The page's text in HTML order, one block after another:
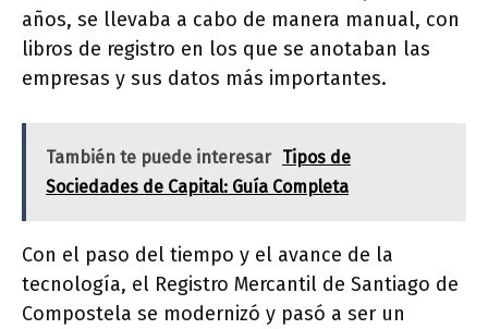
años, se llevaba a cabo de manera manual, con
libros de registro en los que se anotaban las
empresas y sus datos más importantes.
También te puede interesar Tipos de
Sociedades de Capital: Guía Completa
Con el paso del tiempo y el avance de la
tecnología, el Registro Mercantil de Santiago de
Compostela se modernizó y pasó a ser un